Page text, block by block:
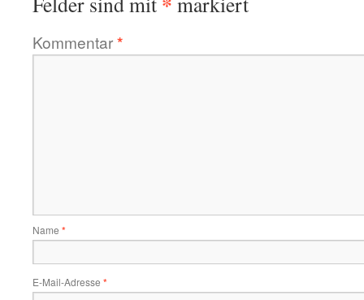
Kommentar*
Name *
E-Mail-Adresse *